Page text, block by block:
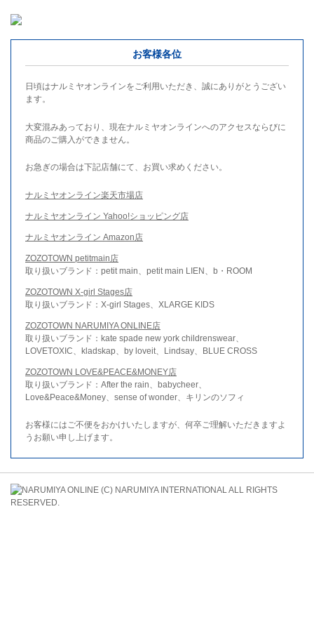
お客様各位
日頃はナルミヤオンラインをご利用いただき、誠にありがとうござい
ます。
大変混みあっており、現在ナルミヤオンラインへのアクセスならびに
商品のご購入ができません。
お急ぎの場合は下記店舗にて、お買い求めください。
ナルミヤオンライン楽天市場店
ナルミヤオンライン Yahoo!ショッピング店
ナルミヤオンライン Amazon店
ZOZOTOWN petitmain店
取り扱いブランド：petit main、petit main LIEN、b・ROOM
ZOZOTOWN X-girl Stages店
取り扱いブランド：X-girl Stages、XLARGE KIDS
ZOZOTOWN NARUMIYA ONLINE店
取り扱いブランド：kate spade new york childrenswear、
LOVETOXIC、kladskap、by loveit、Lindsay、BLUE CROSS
ZOZOTOWN LOVE&PEACE&MONEY店
取り扱いブランド：After the rain、babycheer、
Love&Peace&Money、sense of wonder、キリンのソフィ
お客様にはご不便をおかけいたしますが、何卒ご理解いただきますよ
うお願い申し上げます。